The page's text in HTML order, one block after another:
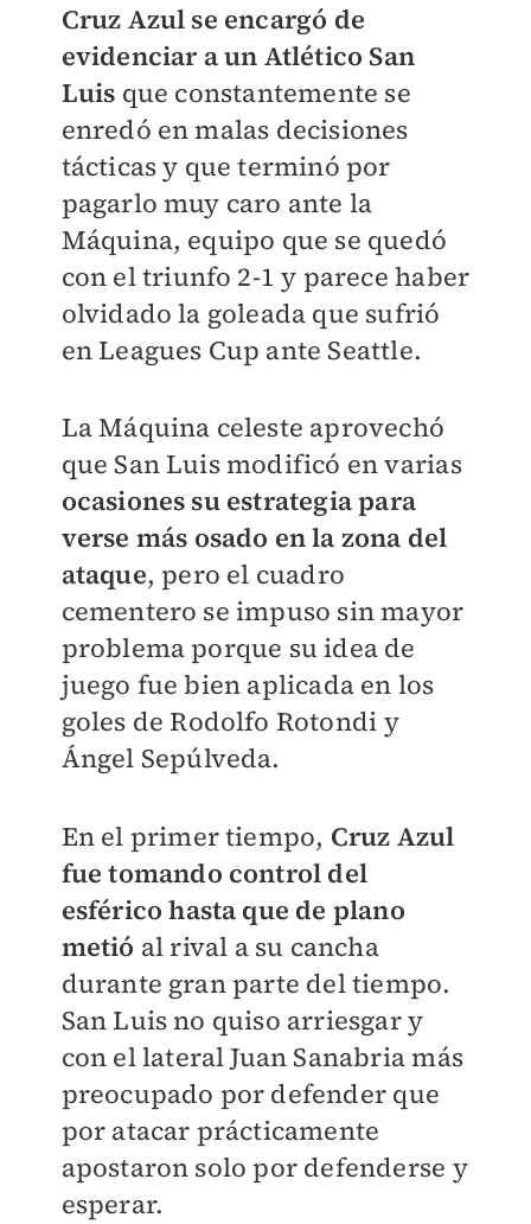
Cruz Azul se encargó de
evidenciar a un Atlético San
Luis que constantemente se
enredó en malas decisiones
tácticas y que terminó por
pagarlo muy caro ante la
Máquina, equipo que se quedó
con el triunfo 2-1 y parece haber
olvidado la goleada que sufrió
en Leagues Cup ante Seattle.
La Máquina celeste aprovechó
que San Luis modificó en varias
ocasiones su estrategia para
verse más osado en la zona del
ataque, pero el cuadro
cementero se impuso sin mayor
problema porque su idea de
juego fue bien aplicada en los
goles de Rodolfo Rotondi y
Ángel Sepúlveda.
En el primer tiempo, Cruz Azul
fue tomando control del
esférico hasta que de plano
metió al rival a su cancha
durante gran parte del tiempo.
San Luis no quiso arriesgar y
con el lateral Juan Sanabria más
preocupado por defender que
por atacar prácticamente
apostaron solo por defenderse y
esperar.